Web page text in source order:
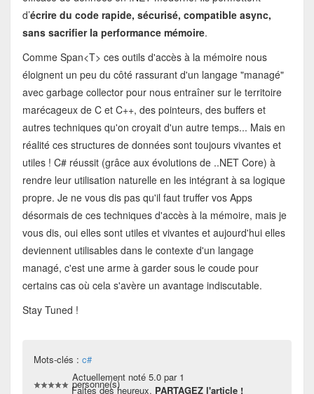
d’écrire du code rapide, sécurisé, compatible async,
sans sacrifier la performance mémoire.
Comme Span<T> ces outils d'accès à la mémoire nous
éloignent un peu du côté rassurant d'un langage "managé"
avec garbage collector pour nous entraîner sur le territoire
marécageux de C et C++, des pointeurs, des buffers et
autres techniques qu'on croyait d'un autre temps... Mais en
réalité ces structures de données sont toujours vivantes et
utiles ! C# réussit (grâce aux évolutions de ..NET Core) à
rendre leur utilisation naturelle en les intégrant à sa logique
propre. Je ne vous dis pas qu'il faut truffer vos Apps
désormais de ces techniques d'accès à la mémoire, mais je
vous dis, oui elles sont utiles et vivantes et aujourd'hui elles
deviennent utilisables dans le contexte d'un langage
managé, c'est une arme à garder sous le coude pour
certains cas où cela s'avère un avantage indiscutable.
Stay Tuned !
Mots-clés : c#
Actuellement noté 5.0 par 1
personne(s)
Faites des heureux, PARTAGEZ l'article !